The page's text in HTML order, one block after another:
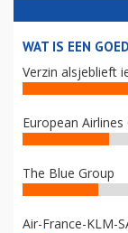
WAT IS EEN
Verzin alsjeblieft
European Airlines
The Blue Group
Air-France-KLM-